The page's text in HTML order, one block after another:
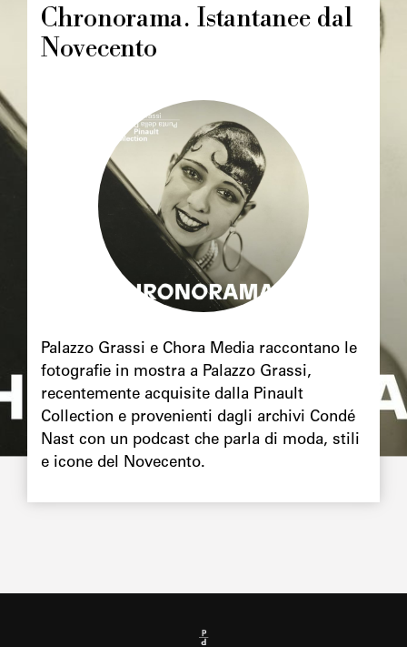
Chronorama. Istantanee dal
Novecento
principale
Palazzo Grassi e Chora Media raccontano le
fotografie in mostra a Palazzo Grassi,
recentemente acquisite dalla Pinault
Collection e provenienti dagli archivi Condé
Nast con un podcast che parla di moda, stili
e icone del Novecento.